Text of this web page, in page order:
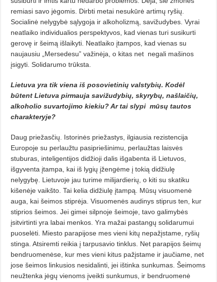
remiasi savo jėgomis. Dirbti metai nesukūrė artimų ryšių.
Socialinė nelygybė sąlygoja ir alkoholizmą, savižudybes. Vyrai
neatlaiko individualios perspektyvos, kad vienas turi susikurti
gerovę ir šeimą išlaikyti. Neatlaiko įtampos, kad vienas su
naujausiu „Mersedesu” važinėja, o kitas net negali mašinos
įsigyti. Solidarumo trūksta.
Lietuva yra tik viena iš posovietinių valstybių. Kodėl
būtent Lietuva pirmauja savižudybių, skyrybų, našlaičių,
alkoholio suvartojimo kiekiu? Ar tai slypi mūsų tautos
charakteryje?
Daug priežasčių. Istorinės priežastys, ilgiausia rezistencija
Europoje su perlaužtu pasipriešinimu, perlaužtas laisvės
stuburas, inteligentijos didžioji dalis išgabenta iš Lietuvos,
išgyventa įtampa, kai iš lygių įžengėme į tokią didžiulę
nelygybę. Lietuvoje jau turime milijardierių, o kiti su skatiku
kišenėje vaikšto. Tai kelia didžiulę įtampą. Mūsų visuomenė
auga, kai šeimos stiprėja. Visuomenės audinys stiprus ten, kur
stiprios šeimos. Jei gimei silpnoje šeimoje, tavo galimybės
įsitvirtinti yra labai menkos. Yra mažai pastangų solidarumui
puoselėti. Miesto parapijose mes vieni kitų nepažįstame, ryšių
stinga. Atsiremti reikia į tarpusavio tinklus. Net parapijos šeimų
bendruomenėse, kur mes vieni kitus pažįstame ir jaučiame, net
jose šeimos linkusios nesidalinti, jei ištinka sunkumas. Šeimoms
neužtenka jėgų vienoms įveikti sunkumus, ir bendruomenė